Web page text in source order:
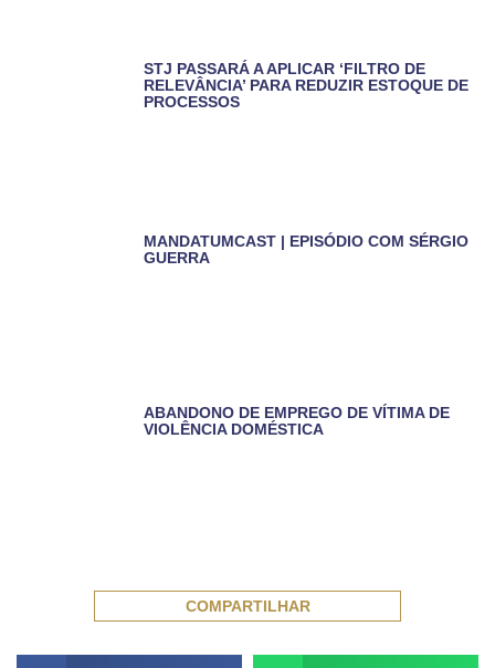
STJ PASSARÁ A APLICAR ‘FILTRO DE
RELEVÂNCIA’ PARA REDUZIR ESTOQUE DE
PROCESSOS
MANDATUMCAST | EPISÓDIO COM SÉRGIO
GUERRA
ABANDONO DE EMPREGO DE VÍTIMA DE
VIOLÊNCIA DOMÉSTICA
COMPARTILHAR